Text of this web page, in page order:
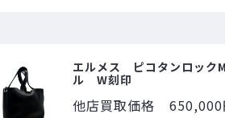
エルメス ピコタンロック
ル W刻印
他店買取価格
650,000